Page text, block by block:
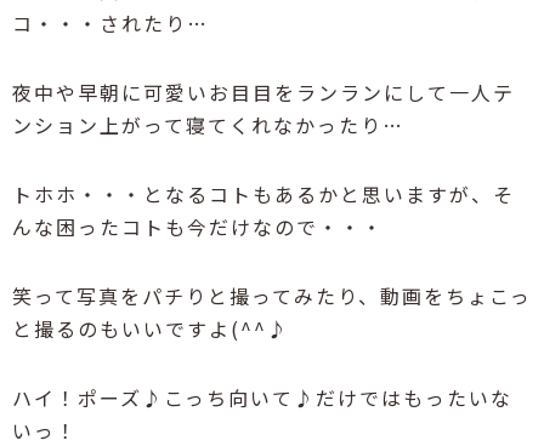
コ・・・されたり…
夜中や早朝に可愛いお目目をランランにして一人テ
ンション上がって寝てくれなかったり…
トホホ・・・となるコトもあるかと思いますが、そ
んな困ったコトも今だけなので・・・
笑って写真をパチりと撮ってみたり、動画をちょこっ
と撮るのもいいですよ(^^♪
ハイ！ポーズ♪こっち向いて♪だけではもったいな
いっ！